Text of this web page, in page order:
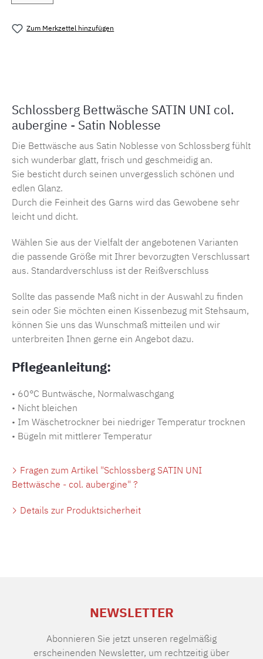
Zum Merkzettel hinzufügen
Schlossberg Bettwäsche SATIN UNI col.
aubergine - Satin Noblesse
Die Bettwäsche aus Satin Noblesse von Schlossberg fühlt
sich wunderbar glatt, frisch und geschmeidig an.
Sie besticht durch seinen unvergesslich schönen und
edlen Glanz.
Durch die Feinheit des Garns wird das Gewobene sehr
leicht und dicht.
Wählen Sie aus der Vielfalt der angebotenen Varianten
die passende Größe mit Ihrer bevorzugten Verschlussart
aus. Standardverschluss ist der Reißverschluss
Sollte das passende Maß nicht in der Auswahl zu finden
sein oder Sie möchten einen Kissenbezug mit Stehsaum,
können Sie uns das Wunschmaß mitteilen und wir
unterbreiten Ihnen gerne ein Angebot dazu.
Pflegeanleitung:
• 60°C Buntwäsche, Normalwaschgang
• Nicht bleichen
• Im Wäschetrockner bei niedriger Temperatur trocknen
• Bügeln mit mittlerer Temperatur
Fragen zum Artikel "Schlossberg SATIN UNI
Bettwäsche - col. aubergine" ?
Details zur Produktsicherheit
NEWSLETTER
Abonnieren Sie jetzt unseren regelmäßig
erscheinenden Newsletter, um rechtzeitig über